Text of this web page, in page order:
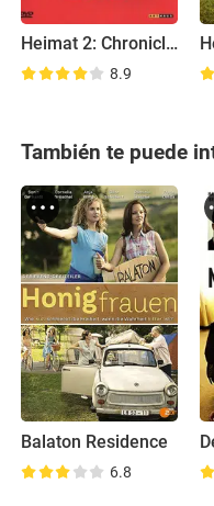
Heimat 2: Chronicle of a Generation
8.9
También te puede
Balaton Residence
6.8